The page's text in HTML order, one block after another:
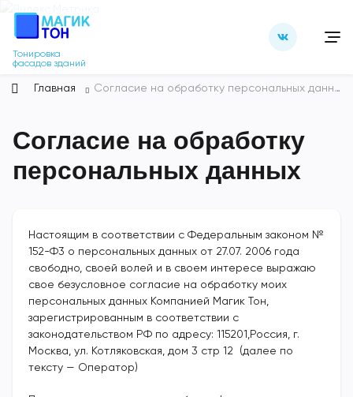
Тонировка
фасадов зданий
Главная Согласие на обработку персональных данных
Согласие на обработку
персональных данных
Настоящим в соответствии с Федеральным законом №
152-Ф3 о персональных данных от 27.07. 2006 года
свободно, своей волей и в своем интересе выражаю
свое безусловное согласие на обработку моих
персональных данных Компанией Магик Тон,
зарегистрированным в соответствии с
законодательством РФ по адресу: 115201,Россия, г.
Москва, ул. Котляковская, дом 3 стр 12 (далее по
тексту — Оператор)